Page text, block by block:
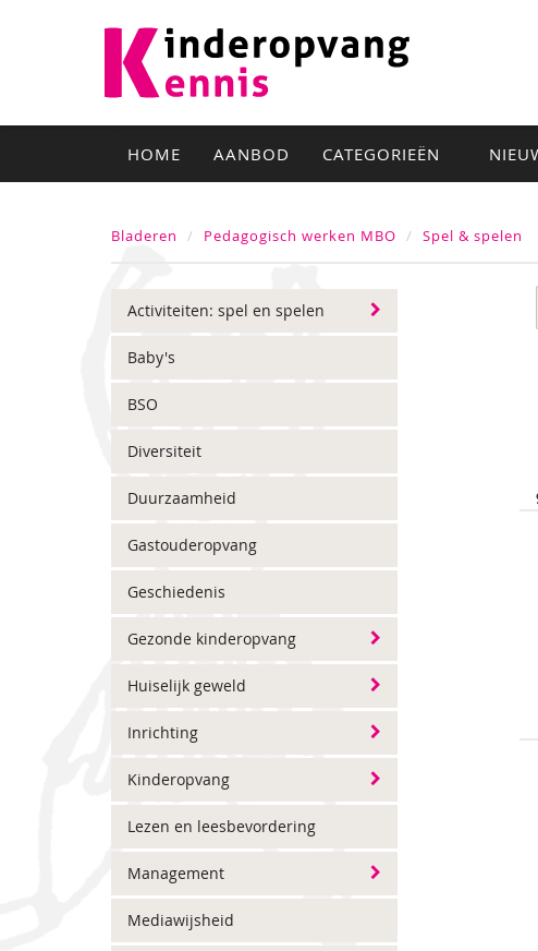
HOME AANBOD CATEGORIEËN
Bladeren Pedagogisch werken MBO Spel & spelen
Activiteiten: spel en spelen
Baby's
BSO
Diversiteit
Duurzaamheid
Gastouderopvang
Geschiedenis
Gezonde kinderopvang
Huiselijk geweld
Inrichting
Kinderopvang
Lezen en leesbevordering
Management
Mediawijsheid